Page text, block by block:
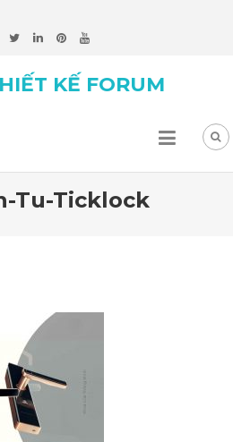
KẾ FORUM
Tu-Ticklock